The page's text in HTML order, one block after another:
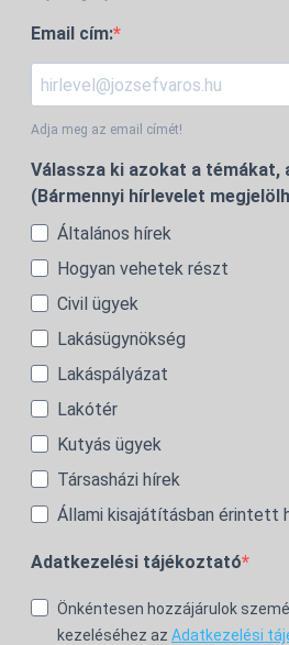
Email cím:
Adja meg az email címét!
Válassza ki azokat a témákat,
(Bármennyi hírlevelet
Általános hírek
Hogyan vehetek részt
Civil ügyek
Lakásügynökség
Lakáspályázat
Lakótér
Kutyás ügyek
Társasházi hírek
Állami kisajátításban érintett
Adatkezelési tájékoztató
Önkéntesen hozzájárulok
kezeléséhez az Adatkezelési